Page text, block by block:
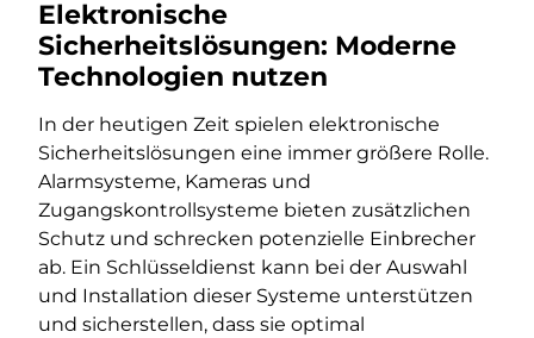
Elektronische
Sicherheitslösungen: Moderne
Technologien nutzen
In der heutigen Zeit spielen elektronische
Sicherheitslösungen eine immer größere Rolle.
Alarmsysteme, Kameras und
Zugangskontrollsysteme bieten zusätzlichen
Schutz und schrecken potenzielle Einbrecher
ab. Ein Schlüsseldienst kann bei der Auswahl
und Installation dieser Systeme unterstützen
und sicherstellen, dass sie optimal